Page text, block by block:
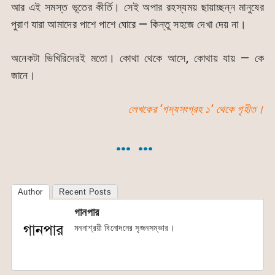
আর এই সমস্ত ভূতের কীর্তি। সেই অপার রহস্যময় ছায়াচ্ছন্ন মানুষের
পুরাণ যারা আমাদের পাশে পাশে ঘোরে — কিন্তু সহজে দেখা দেয় না।
অনেকটা ভিখিরিদেরই মতো। কোথা থেকে আসে, কোথায় যায় — কে
জানে।
লেখকের ‘গদ্যসংগ্রহ ১’ থেকে গৃহীত।
… …
Author Recent Posts
গানপার
মননাশ্রয়ী বিনোদনের সৃজনসম্ভার।